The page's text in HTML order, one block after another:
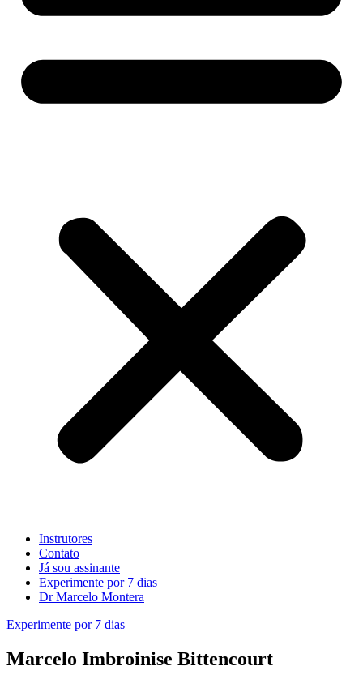
Instrutores
Contato
Já sou assinante
Experimente por 7 dias
Dr Marcelo Montera
Experimente por 7 dias
Marcelo Imbroinise Bittencourt